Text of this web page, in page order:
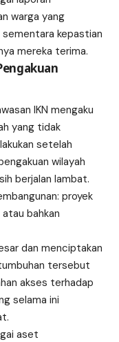
warga yang
sementara kepastian
mereka terima.
IKN mengaku
yang tidak
setelah
wilayah
berjalan lambat.
proyek
bahkan
dan menciptakan
tersebut
akses terhadap
selama ini
aset